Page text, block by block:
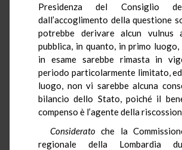
Presidenza del Consiglio
dall’accoglimento della questione
potrebbe derivare alcun vulnus
pubblica, in quanto, in primo
in esame sarebbe rimasta in
periodo particolarmente limitato,
luogo, non vi sarebbe alcuna
bilancio dello Stato, poiché il
compenso è l’agente della
Considerato che la
regionale della Lombardia